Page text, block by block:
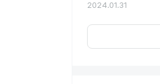
2024.01.31